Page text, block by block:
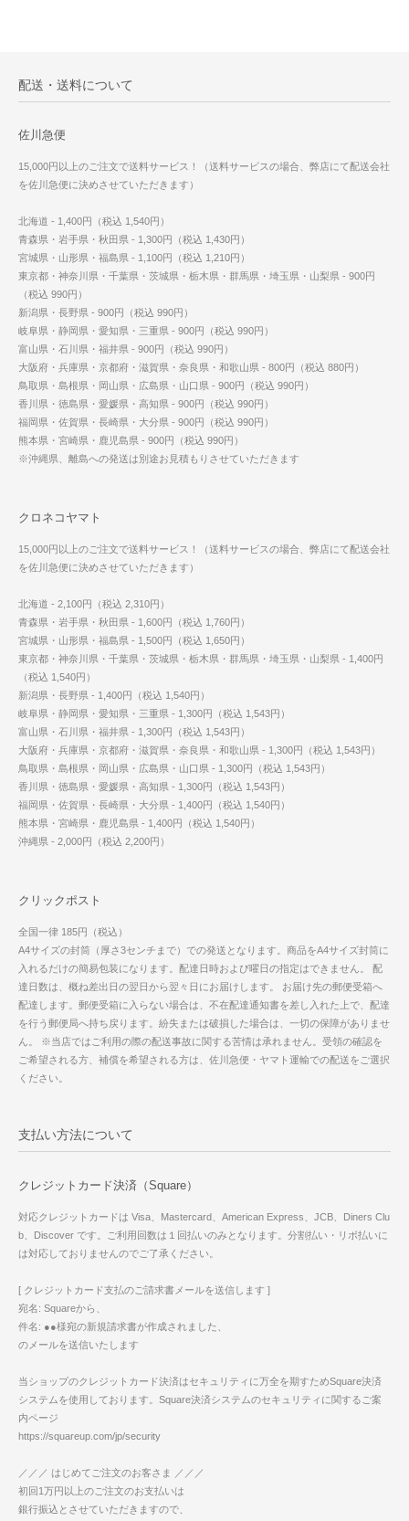
配送・送料について
佐川急便
15,000円以上のご注文で送料サービス！（送料サービスの場合、弊店にて配送会社
を佐川急便に決めさせていただきます）
北海道 - 1,400円（税込 1,540円）
青森県・岩手県・秋田県 - 1,300円（税込 1,430円）
宮城県・山形県・福島県 - 1,100円（税込 1,210円）
東京都・神奈川県・千葉県・茨城県・栃木県・群馬県・埼玉県・山梨県 - 900円
（税込 990円）
新潟県・長野県 - 900円（税込 990円）
岐阜県・静岡県・愛知県・三重県 - 900円（税込 990円）
富山県・石川県・福井県 - 900円（税込 990円）
大阪府・兵庫県・京都府・滋賀県・奈良県・和歌山県 - 800円（税込 880円）
鳥取県・島根県・岡山県・広島県・山口県 - 900円（税込 990円）
香川県・徳島県・愛媛県・高知県 - 900円（税込 990円）
福岡県・佐賀県・長崎県・大分県 - 900円（税込 990円）
熊本県・宮崎県・鹿児島県 - 900円（税込 990円）
※沖縄県、離島への発送は別途お見積もりさせていただきます
クロネコヤマト
15,000円以上のご注文で送料サービス！（送料サービスの場合、弊店にて配送会社
を佐川急便に決めさせていただきます）
北海道 - 2,100円（税込 2,310円）
青森県・岩手県・秋田県 - 1,600円（税込 1,760円）
宮城県・山形県・福島県 - 1,500円（税込 1,650円）
東京都・神奈川県・千葉県・茨城県・栃木県・群馬県・埼玉県・山梨県 - 1,400円
（税込 1,540円）
新潟県・長野県 - 1,400円（税込 1,540円）
岐阜県・静岡県・愛知県・三重県 - 1,300円（税込 1,543円）
富山県・石川県・福井県 - 1,300円（税込 1,543円）
大阪府・兵庫県・京都府・滋賀県・奈良県・和歌山県 - 1,300円（税込 1,543円）
鳥取県・島根県・岡山県・広島県・山口県 - 1,300円（税込 1,543円）
香川県・徳島県・愛媛県・高知県 - 1,300円（税込 1,543円）
福岡県・佐賀県・長崎県・大分県 - 1,400円（税込 1,540円）
熊本県・宮崎県・鹿児島県 - 1,400円（税込 1,540円）
沖縄県 - 2,000円（税込 2,200円）
クリックポスト
全国一律 185円（税込）
A4サイズの封筒（厚さ3センチまで）での発送となります。商品をA4サイズ封筒に
入れるだけの簡易包装になります。配達日時および曜日の指定はできません。 配
達日数は、概ね差出日の翌日から翌々日にお届けします。 お届け先の郵便受箱へ
配達します。郵便受箱に入らない場合は、不在配達通知書を差し入れた上で、配達
を行う郵便局へ持ち戻ります。紛失または破損した場合は、一切の保障がありませ
ん。 ※当店ではご利用の際の配送事故に関する苦情は承れません。受領の確認を
ご希望される方、補償を希望される方は、佐川急便・ヤマト運輸での配送をご選択
ください。
支払い方法について
クレジットカード決済（Square）
対応クレジットカードは Visa、Mastercard、American Express、JCB、Diners Clu
b、Discover です。ご利用回数は１回払いのみとなります。分割払い・リボ払いに
は対応しておりませんのでご了承ください。
[ クレジットカード支払のご請求書メールを送信します ]
宛名: Squareから、
件名: ●●様宛の新規請求書が作成されました、
のメールを送信いたします
当ショップのクレジットカード決済はセキュリティに万全を期すためSquare決済
システムを使用しております。Square決済システムのセキュリティに関するご案
内ページ
https://squareup.com/jp/security
／／／ はじめてご注文のお客さま ／／／
初回1万円以上のご注文のお支払いは
銀行振込とさせていただきますので、